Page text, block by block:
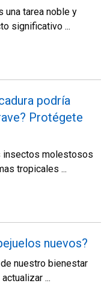
una tarea noble y
significativo ...
podría
Protégete
insectos molestosos
tropicales ...
nuevos?
nuestro bienestar
...